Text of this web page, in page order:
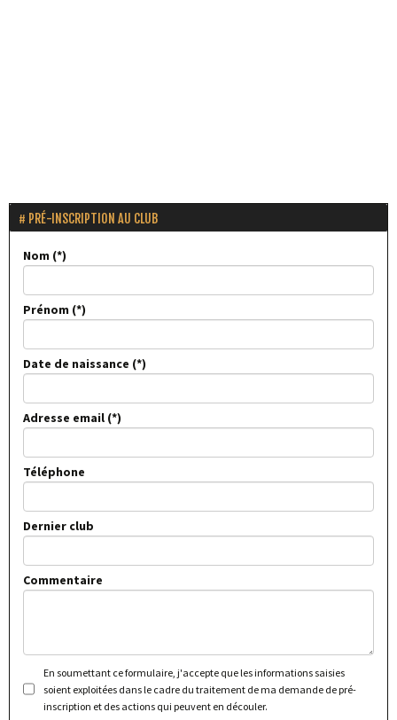
PRÉ-INSCRIPTION AU CLUB
Nom
Prénom
Date de naissance
Adresse email
Téléphone
Dernier club
Commentaire
En soumettant ce formulaire, j'accepte que les informations saisies
soient exploitées dans le cadre du traitement de ma demande de pré-
inscription et des actions qui peuvent en découler.